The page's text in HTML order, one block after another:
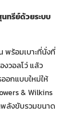
ทรีย์ด้วยระบบ
พร้อมเบาะที่นั่งที่
วอลโว่ แล้ว
อกแบบใหม่ให้
& Wilkins
พลังขับรวมขนาด